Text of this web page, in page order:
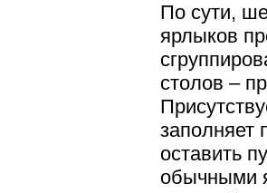
По сути,
ярлыков
столов –
оставить
обычными